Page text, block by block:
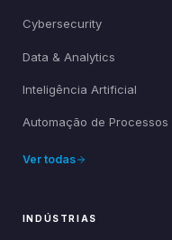
Cybersecurity
Data & Analytics
Inteligência Artificial
Automação de Processos
Ver todas
INDÚSTRIAS